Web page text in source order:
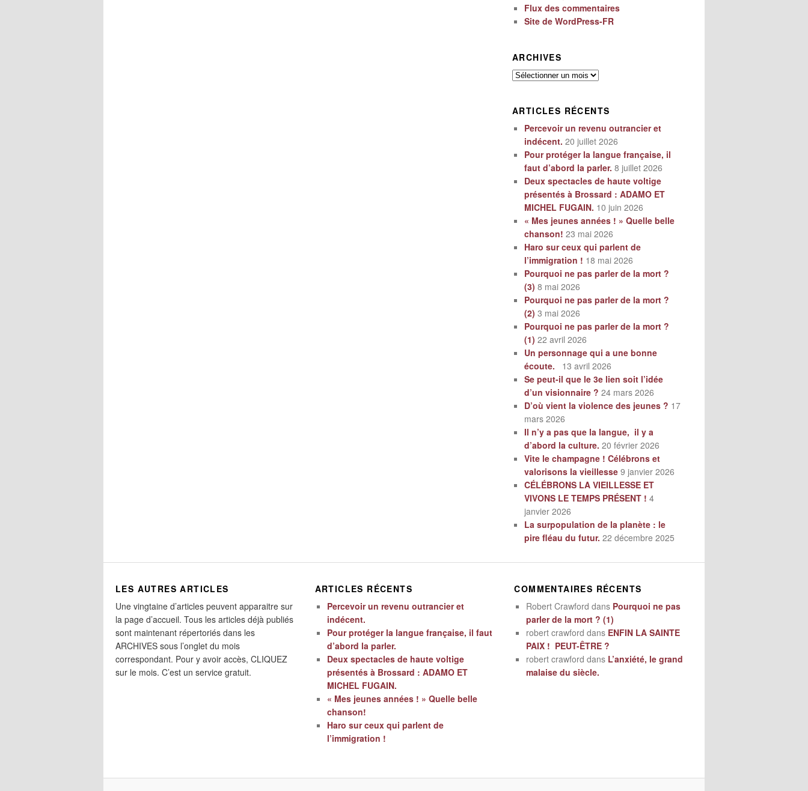
Flux des commentaires
Site de WordPress-FR
ARCHIVES
Archives
ARTICLES RÉCENTS
Percevoir un revenu outrancier et
indécent. 20 juillet 2026
Pour protéger la langue française, il
faut d’abord la parler. 8 juillet 2026
Deux spectacles de haute voltige
présentés à Brossard : ADAMO ET
MICHEL FUGAIN. 10 juin 2026
« Mes jeunes années ! » Quelle belle
chanson! 23 mai 2026
Haro sur ceux qui parlent de
l’immigration ! 18 mai 2026
Pourquoi ne pas parler de la mort ?
(3) 8 mai 2026
Pourquoi ne pas parler de la mort ?
(2) 3 mai 2026
Pourquoi ne pas parler de la mort ?
(1) 22 avril 2026
Un personnage qui a une bonne
écoute.
13 avril 2026
Se peut-il que le 3e lien soit l’idée
d’un visionnaire ? 24 mars 2026
D’où vient la violence des jeunes ? 17
mars 2026
Il n’y a pas que la langue, il y a
d’abord la culture. 20 février 2026
Vite le champagne ! Célébrons et
valorisons la vieillesse 9 janvier 2026
CÉLÉBRONS LA VIEILLESSE ET
VIVONS LE TEMPS PRÉSENT ! 4
janvier 2026
La surpopulation de la planète : le
pire fléau du futur. 22 décembre 2025
LES AUTRES ARTICLES
Une vingtaine d’articles peuvent apparaitre sur
la page d’accueil. Tous les articles déjà publiés
sont maintenant répertoriés dans les
ARCHIVES sous l’onglet du mois
correspondant. Pour y avoir accès, CLIQUEZ
sur le mois. C’est un service gratuit.
ARTICLES RÉCENTS
Percevoir un revenu outrancier et
indécent.
Pour protéger la langue française, il faut
d’abord la parler.
Deux spectacles de haute voltige
présentés à Brossard : ADAMO ET
MICHEL FUGAIN.
« Mes jeunes années ! » Quelle belle
chanson!
Haro sur ceux qui parlent de
l’immigration !
COMMENTAIRES RÉCENTS
Robert Crawford dans Pourquoi ne pas
parler de la mort ? (1)
robert crawford dans ENFIN LA SAINTE
PAIX ! PEUT-ÊTRE ?
robert crawford dans L’anxiété, le grand
malaise du siècle.